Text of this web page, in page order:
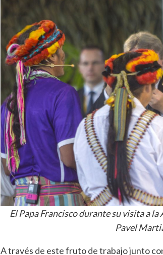
El Papa Francisco durante su visita a
Pavel
A través de este fruto de trabajo junto